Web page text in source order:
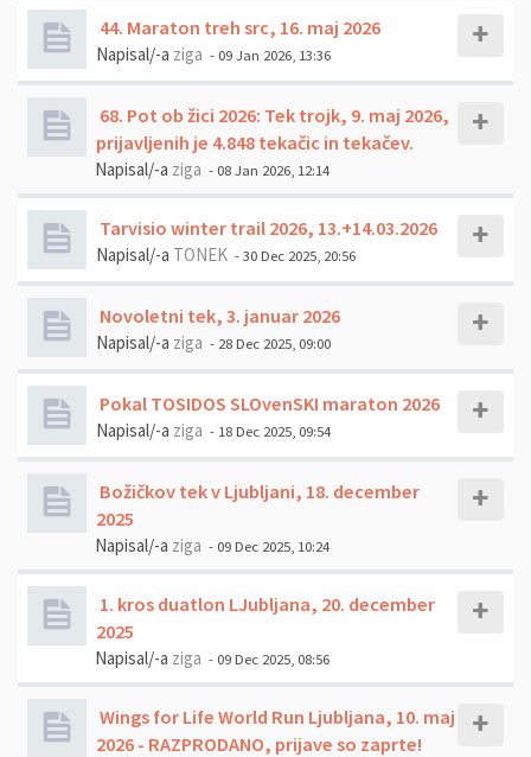
44. Maraton treh src, 16. maj 2026
Napisal/-a ziga - 09 Jan 2026, 13:36
68. Pot ob žici 2026: Tek trojk, 9. maj 2026,
prijavljenih je 4.848 tekačic in tekačev.
Napisal/-a ziga - 08 Jan 2026, 12:14
Tarvisio winter trail 2026, 13.+14.03.2026
Napisal/-a TONEK - 30 Dec 2025, 20:56
Novoletni tek, 3. januar 2026
Napisal/-a ziga - 28 Dec 2025, 09:00
Pokal TOSIDOS SLOvenSKI maraton 2026
Napisal/-a ziga - 18 Dec 2025, 09:54
Božičkov tek v Ljubljani, 18. december
2025
Napisal/-a ziga - 09 Dec 2025, 10:24
1. kros duatlon LJubljana, 20. december
2025
Napisal/-a ziga - 09 Dec 2025, 08:56
Wings for Life World Run Ljubljana, 10. maj
2026 - RAZPRODANO, prijave so zaprte!